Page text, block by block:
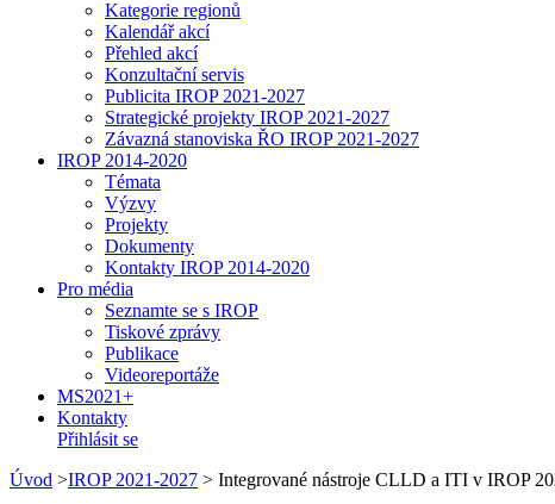
Kategorie regionů
Kalendář akcí
Přehled akcí
Konzultační servis
Publicita IROP 2021-2027
Strategické projekty IROP 2021-2027
Závazná stanoviska ŘO IROP 2021-2027
IROP 2014-2020
Témata
Výzvy
Projekty
Dokumenty
Kontakty IROP 2014-2020
Pro média
Seznamte se s IROP
Tiskové zprávy
Publikace
Videoreportáže
MS2021+
Kontakty
Přihlásit se
Úvod >IROP 2021-2027 > Integrované nástroje CLLD a ITI v IROP